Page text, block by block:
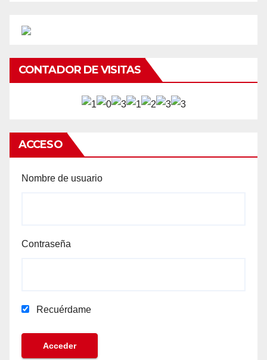
CONTADOR DE VISITAS
ACCESO
Nombre de usuario
Contraseña
Recuérdame